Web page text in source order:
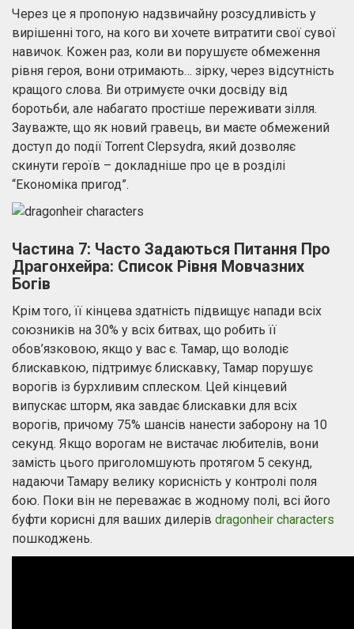
Через це я пропоную надзвичайну розсудливість у
вирішенні того, на кого ви хочете витратити свої сувої
навичок. Кожен раз, коли ви порушуєте обмеження
рівня героя, вони отримають… зірку, через відсутність
кращого слова. Ви отримуєте очки досвіду від
боротьби, але набагато простіше переживати зілля.
Зауважте, що як новий гравець, ви маєте обмежений
доступ до події Torrent Clepsydra, який дозволяє
скинути героїв – докладніше про це в розділі
“Економіка пригод”.
Частина 7: Часто Задаються Питання Про
Драгонхейра: Список Рівня Мовчазних
Богів
Крім того, її кінцева здатність підвищує напади всіх
союзників на 30% у всіх битвах, що робить її
обов’язковою, якщо у вас є. Тамар, що володіє
блискавкою, підтримує блискавку, Тамар порушує
ворогів із бурхливим сплеском. Цей кінцевий
випускає шторм, яка завдає блискавки для всіх
ворогів, причому 75% шансів нанести заборону на 10
секунд. Якщо ворогам не вистачає любителів, вони
замість цього приголомшують протягом 5 секунд,
надаючи Тамару велику корисність у контролі поля
бою. Поки він не переважає в жодному полі, всі його
буфти корисні для ваших дилерів dragonheir characters
пошкоджень.